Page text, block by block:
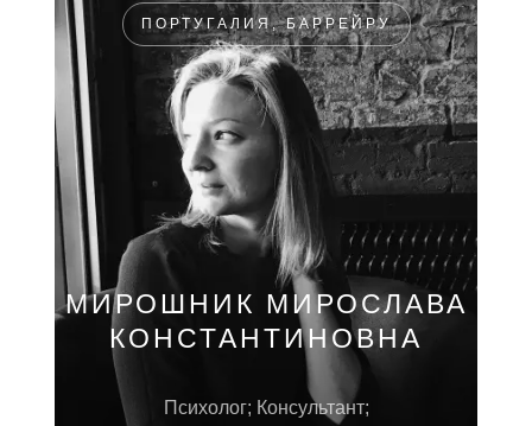
ПОРТУГАЛИЯ, БАРРЕЙРУ
МИРОШНИК МИРОСЛАВА
КОНСТАНТИНОВНА
Психолог; Консультант;